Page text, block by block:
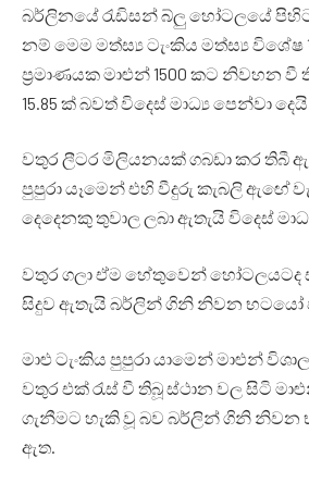
බර්ලිනයේ රැඩිසන් බ්ලු හෝටලයේ
නම් මෙම මත්ස්‍ය ටැංකිය මත්ස්‍ය විශේෂ
ප්‍රමාණයක මාළුන් 1500 කට නිවහන
15.85 ක් බවත් විදෙස් මාධ්‍ය පෙන්වා දෙයි.
වතුර ලීටර මිලියනයක් ගබඩා කර තිබී
පුපුරා යෑමෙන් එහි වීදුරු කැබලි ඇඟේ
දෙදෙනකු තුවාල ලබා ඇතැයි විදෙස්
වතුර ගලා ඒම හේතුවෙන් හෝටලයටද
සිදුව ඇතැයි බර්ලින් ගිනි නිවන භටයෝ
මාළු ටැංකිය පුපුරා යාමෙන් මාළුන්
වතුර එක් රැස් වී තිබූ ස්ථාන වල සිටි
ගැනීමට හැකි වූ බව බර්ලින් ගිනි නිවන
ඇත.